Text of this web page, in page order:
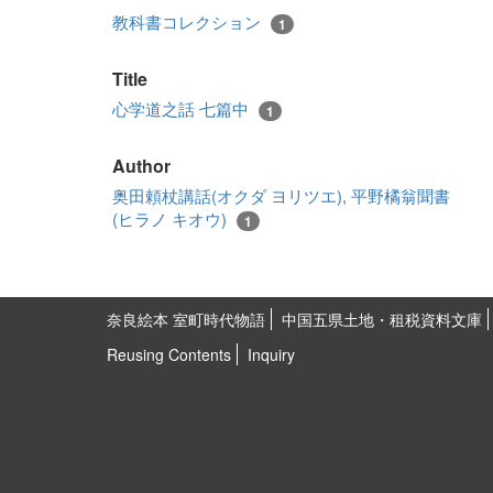
教科書コレクション 1
Title
心学道之話 七篇中 1
Author
奥田頼杖講話(オクダ ヨリツエ), 平野橘翁聞書
(ヒラノ キオウ)
1
奈良絵本 室町時代物語 中国五県土地・租税資料文庫
Reusing Contents
Inquiry